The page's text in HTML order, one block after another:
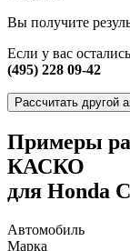
Вы получите
Если у вас
(495) 228 09-42
Рассчитать другой
Примеры
КАСКО
для Honda
Автомобиль
Марка